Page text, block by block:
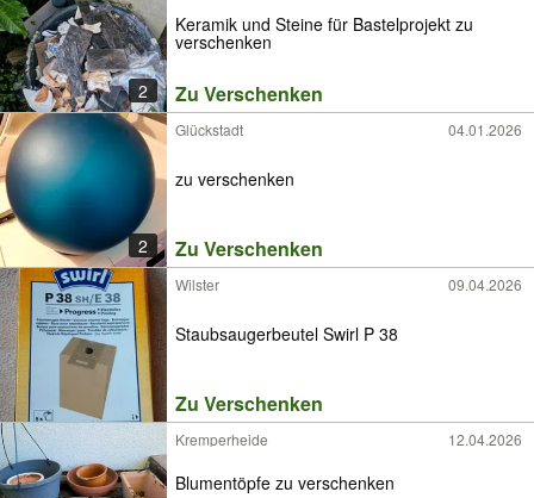
2
Keramik und Steine für Bastelprojekt zu
verschenken
Zu Verschenken
2
Glückstadt 04.01.2026
zu verschenken
Zu Verschenken
Wilster 09.04.2026
Staubsaugerbeutel Swirl P 38
Zu Verschenken
Kremperheide 12.04.2026
Blumentöpfe zu verschenken